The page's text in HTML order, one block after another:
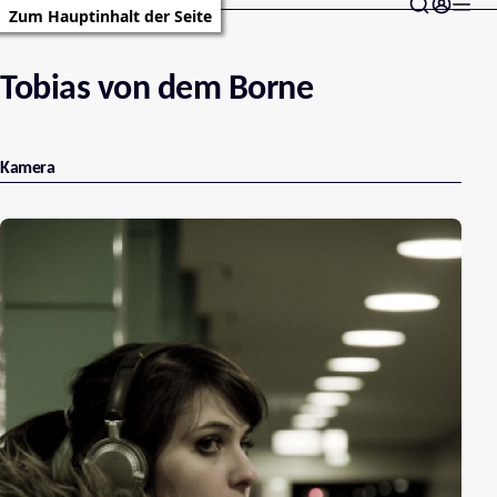
Zum Hauptinhalt der Seite
Tobias von dem Borne
Kamera